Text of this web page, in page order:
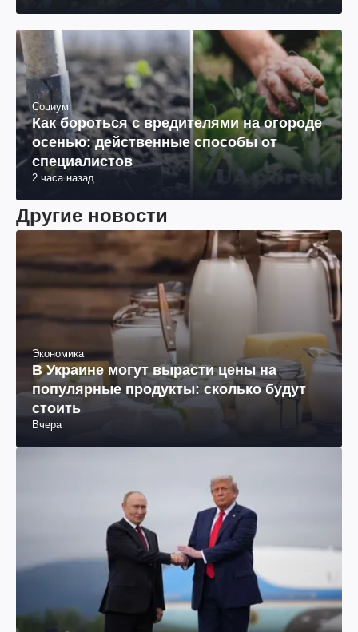
Социум
Как бороться с вредителями на огороде
осенью: действенные способы от
специалистов
2 часа назад
Другие новости
Экономика
В Украине могут вырасти цены на
популярные продукты: сколько будут
стоить
Вчера